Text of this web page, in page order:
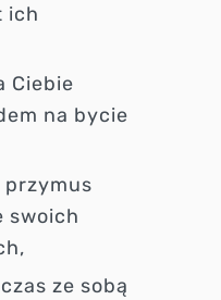
ich
Ciebie
na bycie
swoich
ze sobą